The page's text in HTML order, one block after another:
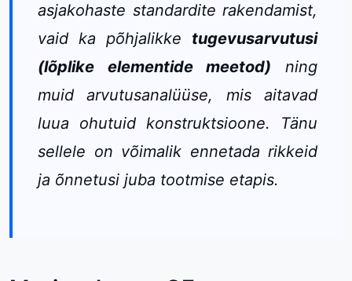
asjakohaste standardite rakendamist,
vaid ka põhjalikke tugevusarvutusi
(lõplike elementide meetod) ning
muid arvutusanalüüse, mis aitavad
luua ohutuid konstruktsioone. Tänu
sellele on võimalik ennetada rikkeid
ja õnnetusi juba tootmise etapis.